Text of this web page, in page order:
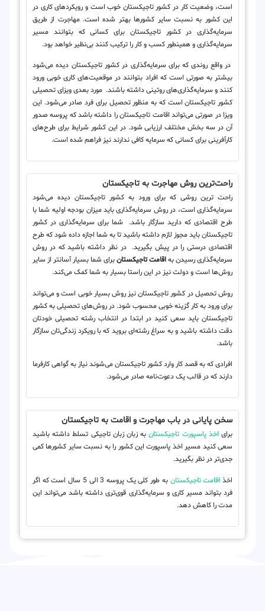
است، وضعیت کار در کشور تاجیکستان خوب است و رویکردهای کاری در
این کشور به نسبت سایر کشورها بهتر شده است. مهاجرت از طریق
سرمایه‌گذاری در کشور تاجیکستان برای کسانی که بتوانند مسیر
سرمایه‌گذاری و همینطور کسب و کار را ترکیب کنند بی‌نظیر خواهد بود.
در واقع روندی که برای سرمایه‌گذاری در کشور تاجیکستان دیده می‌شود
بیشتر به صورتی است که افراد بتوانند در موقعیت‌های کاری خوبی ورود
کنند و سرمایه‌گذاری‌های روتینی داشته باشند. مورد بعدی ویزای تحصیلی
کشور تاجیکستان است که به منظور تحصیل برای فرد صادر می‌شود. این
ویزا در صورتی می‌تواند اقامت تاجیکستان را داشته باشد که پروسه صدور
آن در سه بخش مختلف ارزیابی شود. در این کشور شرایط برای طرح‌های
کارآفرینی برای کسانی که سرمایه کافی ندارند نیز فراهم شده است.
راحت‌ترین روش مهاجرت به تاجیکستان
راحت ترین روشی که برای ورود به کشور تاجیکستان دیده می‌شود
سرمایه‌گذاری است، در روش سرمایه‌گذاری باید میزان بودجه اولیه شما با
طرح اقتصادی که دارید سازگار باشد. شما برای سرمایه‌گذاری در کشور
تاجیکستان باید مجوز لازم داشته باشید تا به شما اجازه داده شود که طرح
اقتصادی درستی را در پیش بگیرید. در نظر داشته باشید که در روش
سرمایه‌گذاری رسیدن بهاقامت تاجیکستانبرای شما بسیار آسانتر از سایر
روش‌ها است و دولت نیز در این راستا بسیار به شما کمک می‌کند.
روش تحصیل در کشور تاجیکستان نیز روش بسیار خوبی است و می‌تواند
برای ورود به کار گزینه خوبی محسوب شود. در روش‌های تحصیلی به کشور
تاجیکستان باید سعی کنید در ابتدا در انتخاب رشته تحصیلی خودتان
دقت داشته باشید و به سراغ رشته‌ای بروید که با رویکرد زندگی‌تان سازگار
باشد.
افرادی که به قصد کار وارد کشور تاجیکستان می‌شوند نیاز به گواهی کارفرما
دارند که در قالب یک دعوت‌نامه صادر می‌شود.
سخن پایانی در باب مهاجرت و اقامت به تاجیکستان
برای اخذ پاسپورت تاجیکستانبه زبان زبان تاجیکی تسلط داشته باشید
سعی کنید مسیر اخذ پاسپورت این کشور را به نسبت سایر کشورها کمی
جدی‌تر در نظر بگیرید.
اخذ اقامت تاجیکستان
به طور کلی یک پروسه 3 الی 5 سال است که اگر
فرد بتواند مسیر کاری و سرمایه‌گذاری قوی‌تری داشته باشد می‌تواند این
مدت را کاهش دهد.